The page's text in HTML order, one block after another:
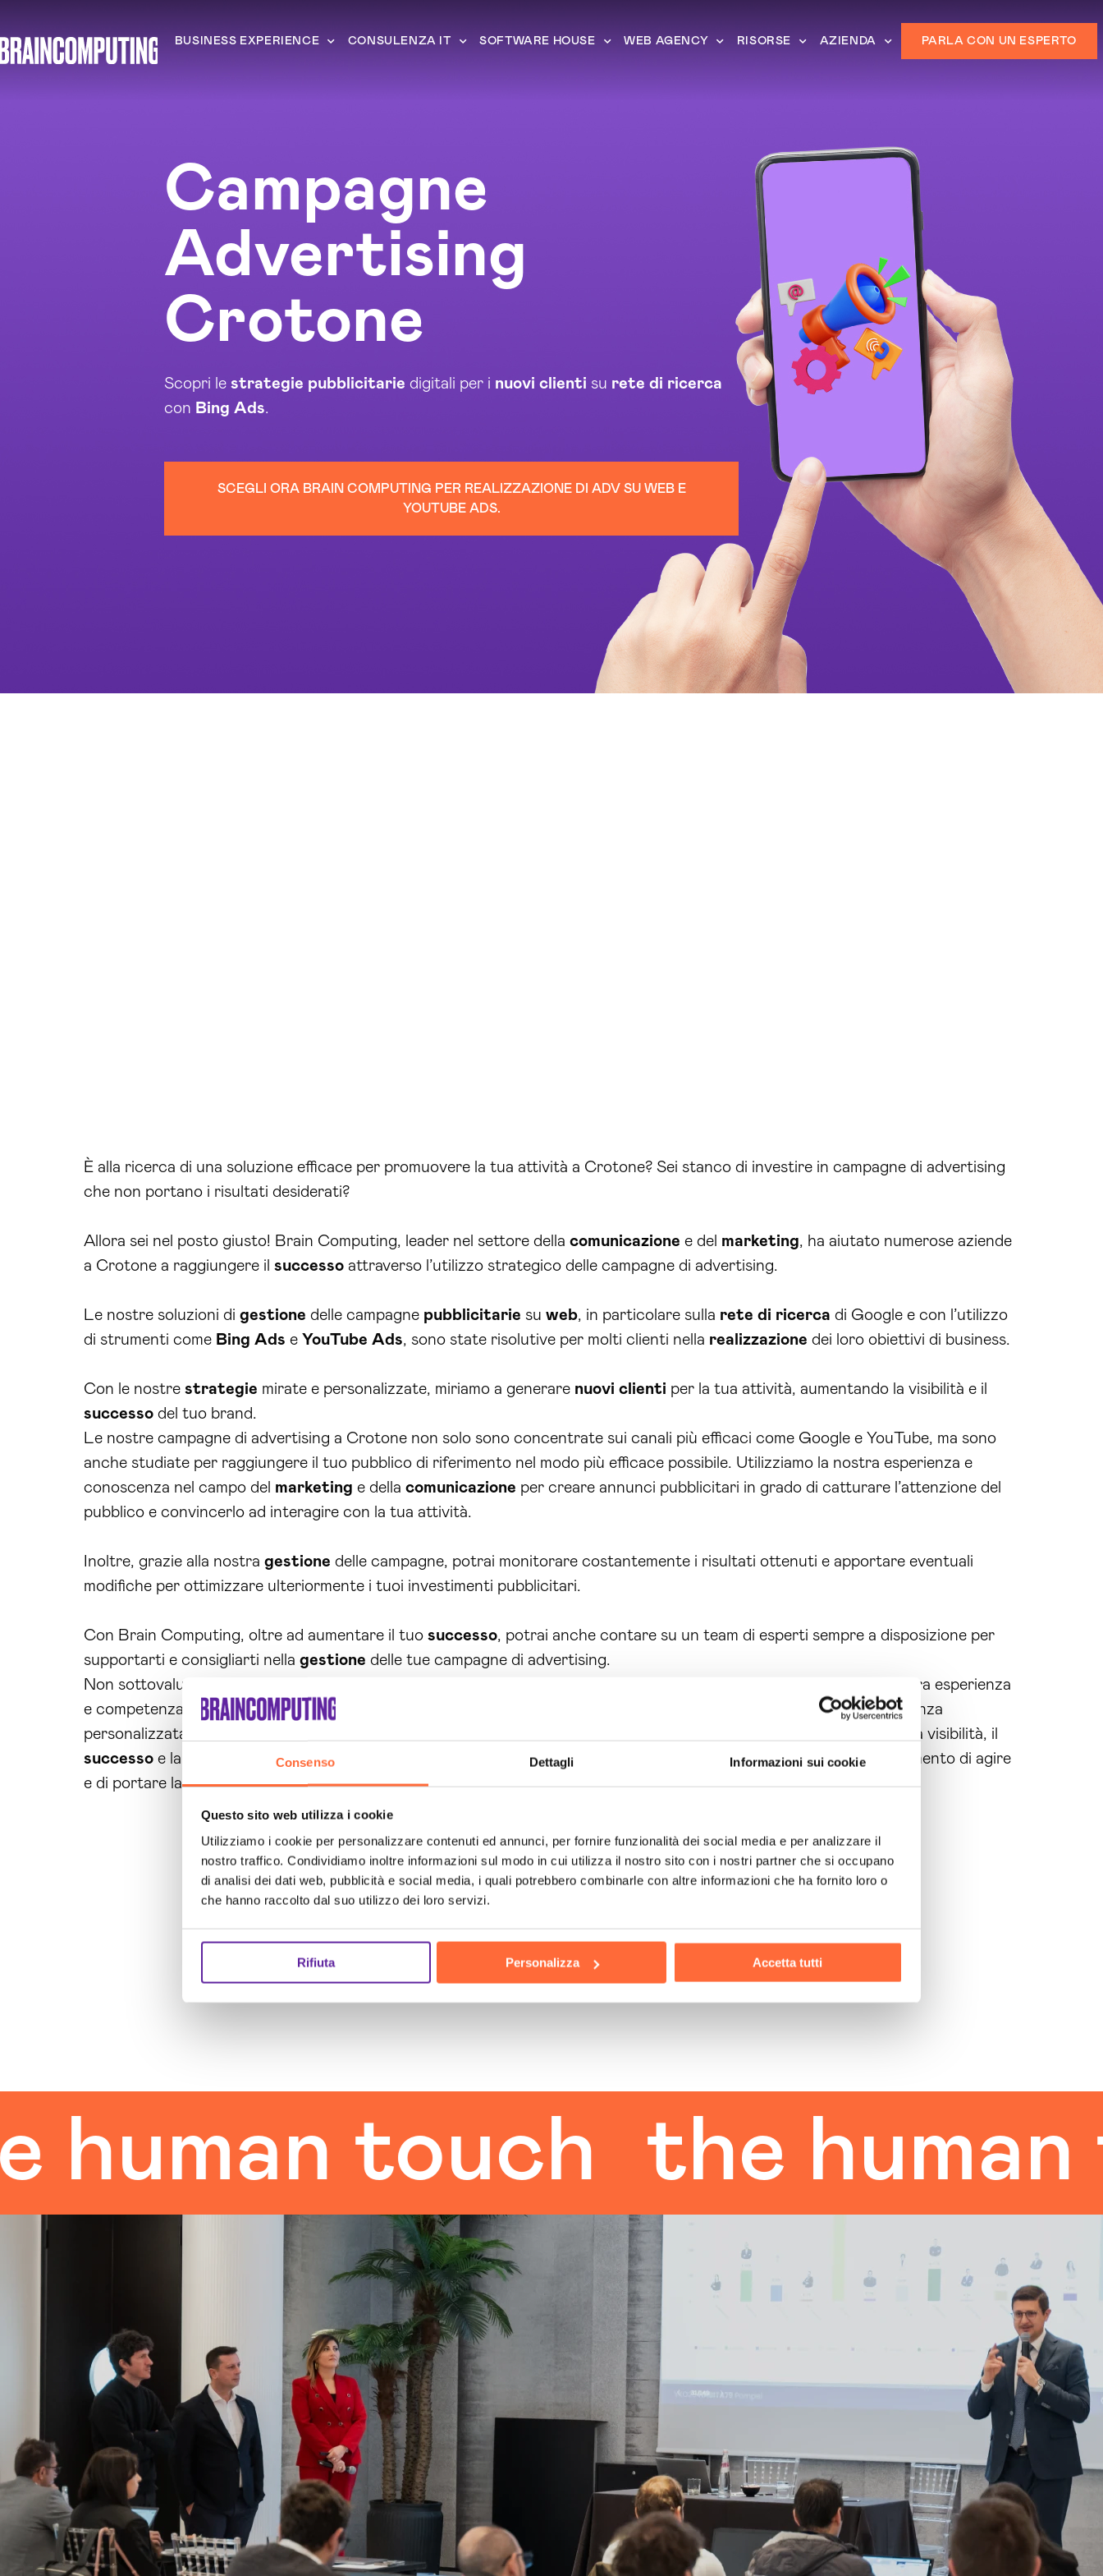
Consenso Dettagli Informazioni sui cookie
Questo sito web utilizza i cookie
Utilizziamo i cookie per personalizzare contenuti ed annunci, per fornire funzionalità dei social media e per analizzare il
nostro traffico. Condividiamo inoltre informazioni sul modo in cui utilizza il nostro sito con i nostri partner che si occupano
di analisi dei dati web, pubblicità e social media, i quali potrebbero combinarle con altre informazioni che ha fornito loro o
che hanno raccolto dal suo utilizzo dei loro servizi.
Rifiuta Personalizza Accetta tutti
BUSINESS EXPERIENCE CONSULENZA IT SOFTWARE HOUSE WEB AGENCY RISORSE AZIENDA PARLA CON UN ESPERTO
Campagne
Advertising
Crotone
Scopri le strategie pubblicitarie digitali per i nuovi clienti su rete di ricerca
con Bing Ads.
SCEGLI ORA BRAIN COMPUTING PER REALIZZAZIONE DI ADV SU WEB E
YOUTUBE ADS.
È alla ricerca di una soluzione efficace per promuovere la tua attività a Crotone? Sei stanco di investire in campagne di advertising
che non portano i risultati desiderati?
Allora sei nel posto giusto! Brain Computing, leader nel settore della comunicazione e del marketing, ha aiutato numerose aziende
a Crotone a raggiungere il successo attraverso l’utilizzo strategico delle campagne di advertising.
Le nostre soluzioni di gestione delle campagne pubblicitarie su web, in particolare sulla rete di ricerca di Google e con l’utilizzo
di strumenti come Bing Ads e YouTube Ads, sono state risolutive per molti clienti nella realizzazione dei loro obiettivi di business.
Con le nostre strategie mirate e personalizzate, miriamo a generare nuovi clienti per la tua attività, aumentando la visibilità e il
successo del tuo brand.
Le nostre campagne di advertising a Crotone non solo sono concentrate sui canali più efficaci come Google e YouTube, ma sono
anche studiate per raggiungere il tuo pubblico di riferimento nel modo più efficace possibile. Utilizziamo la nostra esperienza e
conoscenza nel campo del marketing e della comunicazione per creare annunci pubblicitari in grado di catturare l’attenzione del
pubblico e convincerlo ad interagire con la tua attività.
Inoltre, grazie alla nostra gestione delle campagne, potrai monitorare costantemente i risultati ottenuti e apportare eventuali
modifiche per ottimizzare ulteriormente i tuoi investimenti pubblicitari.
Con Brain Computing, oltre ad aumentare il tuo successo, potrai anche contare su un team di esperti sempre a disposizione per
supportarti e consigliarti nella gestione delle tue campagne di advertising.
Non sottovalutare l’importanza delle campagne advertising per promuovere la tua attività a Crotone. Affidati alla nostra esperienza
e competenza per raggiungere i tuoi obiettivi di business. Non perdere altro tempo, contattaci subito per una consulenza
personalizzata e inizia a ottenere risultati concreti grazie alla nostra soluzione di
. La visibilità, il
successo e la crescita della tua attività sono solo a pochi passi di distanza con Brain Computing. Non esitare, è il momento di agire
e di portare la tua attività al livello successivo!
touch the human